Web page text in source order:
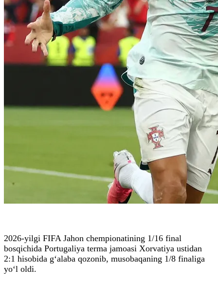
2026-yilgi FIFA Jahon chempionatining 1/16 final
bosqichida Portugaliya terma jamoasi Xorvatiya ustidan
2:1 hisobida g‘alaba qozonib, musobaqaning 1/8 finaliga
yo‘l oldi.